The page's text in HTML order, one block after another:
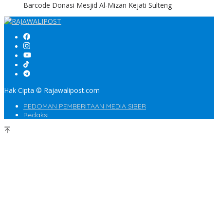
Barcode Donasi Mesjid Al-Mizan Kejati Sulteng
Hak Cipta © Rajawalipost.com
PEDOMAN PEMBERITAAN MEDIA SIBER
Redaksi